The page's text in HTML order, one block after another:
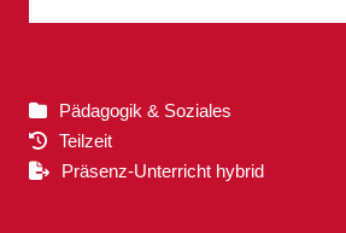
Pädagogik & Soziales
Teilzeit
Präsenz-Unterricht hybrid